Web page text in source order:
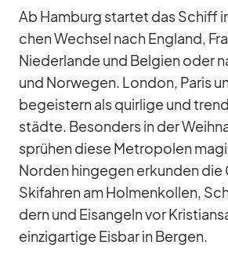
Ab Ham­burg star­tet das Schiff
chen Wech­sel nach Eng­land,
Nie­der­lande und Bel­gien oder
und Nor­we­gen. Lon­don, Pa­ris
be­geis­tern als quir­lige und
städte. Be­son­ders in der
sprü­hen diese Me­tro­po­len
Nor­den hin­ge­gen er­kun­den
Ski­fah­ren am Hol­men­kol­len,
dern und Eis­an­geln vor
ein­zig­ar­tige Eis­bar in Ber­gen.